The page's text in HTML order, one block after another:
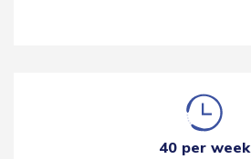
40 per week